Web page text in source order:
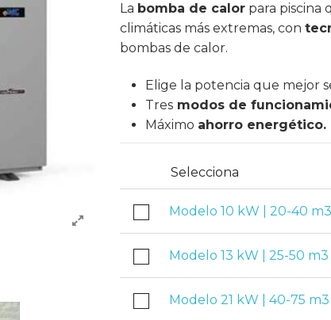
La bomba de calorpara piscina
climáticas más extremas, con
bombas de calor.
Elige la potencia que mejor
Tresmodos de
Máximo ahorro energético.
Selecciona
Modelo 10 kW | 20-40 m3
Modelo 13 kW | 25-50 m3
Modelo 21 kW | 40-75 m3